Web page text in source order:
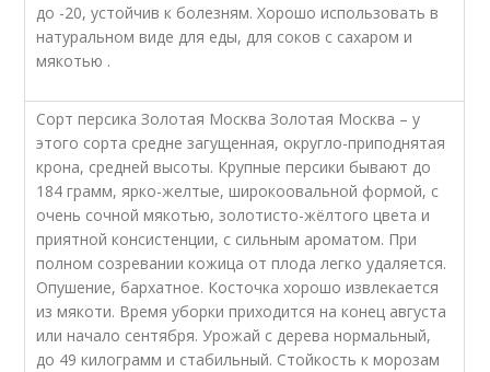
до -20, устойчив к болезням. Хорошо использовать в
натуральном виде для еды, для соков с сахаром и
мякотью .
Сорт персика Золотая Москва Золотая Москва – у
этого сорта средне загущенная, округло-приподнятая
крона, средней высоты. Крупные персики бывают до
184 грамм, ярко-желтые, широкоовальной формой, с
очень сочной мякотью, золотисто-жёлтого цвета и
приятной консистенции, с сильным ароматом. При
полном созревании кожица от плода легко удаляется.
Опушение, бархатное. Косточка хорошо извлекается
из мякоти. Время уборки приходится на конец августа
или начало сентября. Урожай с дерева нормальный,
до 49 килограмм и стабильный. Стойкость к морозам